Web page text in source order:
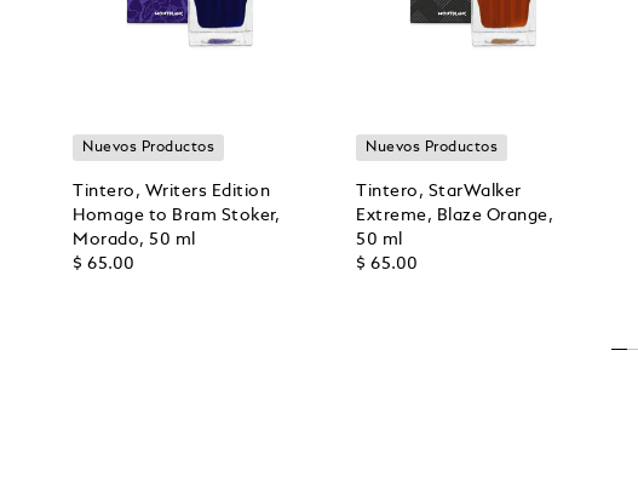
Nuevos Productos
Tintero, Writers Edition
Homage to Bram Stoker,
Morado, 50 ml
$ 65.00
Nuevos Productos
Tintero, StarWalker
Extreme, Blaze Orange,
50 ml
$ 65.00